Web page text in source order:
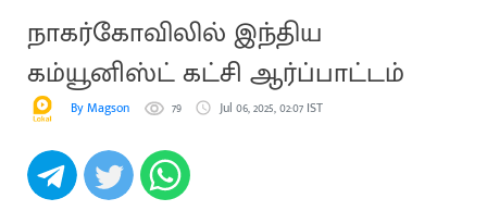
நாகர்கோவிலில் இந்திய
கம்யூனிஸ்ட் கட்சி ஆர்ப்பாட்டம்
By Magson 79 Jul 06, 2025, 02:07 IST